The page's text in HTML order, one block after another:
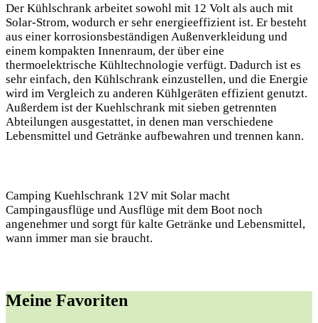
Der Kühlschrank arbeitet sowohl mit 12 Volt als auch mit
Solar-Strom, wodurch er sehr energieeffizient ist. Er besteht
aus einer korrosionsbeständigen Außenverkleidung und
einem kompakten Innenraum, der über eine
thermoelektrische Kühltechnologie verfügt. Dadurch ist es
sehr einfach, den Kühlschrank einzustellen, und die Energie
wird im Vergleich zu anderen Kühlgeräten effizient genutzt.
Außerdem ist der Kuehlschrank mit sieben getrennten
Abteilungen ausgestattet, in denen man verschiedene
Lebensmittel und Getränke aufbewahren und trennen kann.
Camping Kuehlschrank 12V mit Solar macht
Campingausflüge und Ausflüge mit dem Boot noch
angenehmer und sorgt für kalte Getränke und Lebensmittel,
wann immer man sie braucht.
Meine Favoriten